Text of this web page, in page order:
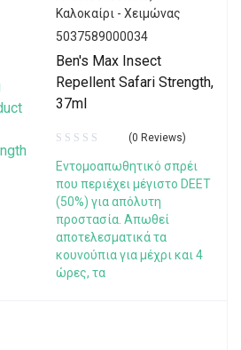
Καλοκαίρι - Χειμώνας
5037589000034
Ben's Max Insect
Repellent Safari Strength,
37ml
(0 Reviews)
Εντομοαπωθητικό σπρέι
που περιέχει μέγιστο DEET
(50%) για απόλυτη
προστασία. Απωθεί
αποτελεσματικά τα
κουνούπια για μέχρι και 4
ώρες, τα